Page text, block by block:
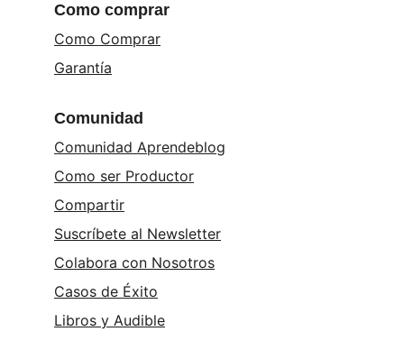
Como comprar
Como Comprar
Garantía
Comunidad
Comunidad Aprendeblog
Como ser Productor
Compartir
Suscríbete al Newsletter
Colabora con Nosotros
Casos de Éxito
Libros y Audible